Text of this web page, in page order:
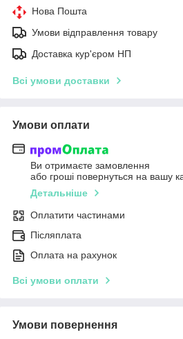
Нова Пошта
Умови відправлення товару
Доставка кур'єром НП
Всі умови доставки
Умови оплати
Ви отримаєте замовлення
або гроші повернуться на вашу
Детальніше
Оплатити частинами
Післяплата
Оплата на рахунок
Всі умови оплати
Умови повернення